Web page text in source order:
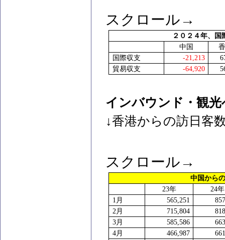
スクロール→
２０２４年、
中国
国際収支
-21,213
貿易収支
-64,920
インバウンド・観光
↓香港からの訪日客
スクロール→
中国から
23年 24年
1 月 565,251
2月 715,804
3月 585,586
4月 466,987